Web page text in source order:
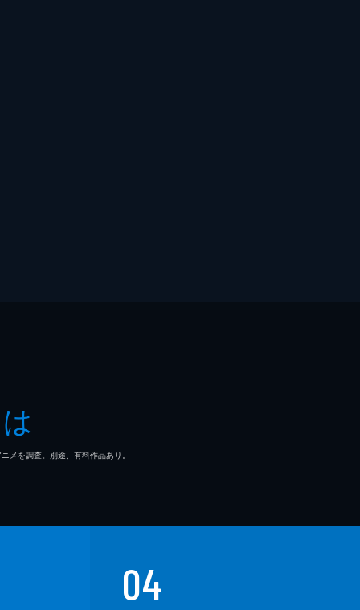
を調査。別途、有料作品あり。
04